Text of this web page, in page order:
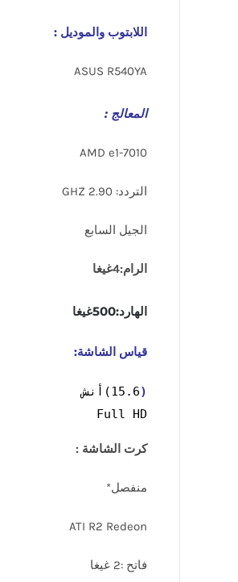
اللابتوب والموديل :
ASUS R540YA
المعالج :
AMD e1-7010
التردد: 2.90 GHZ
الجيل السابع
الرام:4غيغا
الهارد:500غيغا
قياس الشاشة:
(
Full HD
كرت الشاشة :
منفصل*
ATI R2 Redeon
فاتح :2 غيغا